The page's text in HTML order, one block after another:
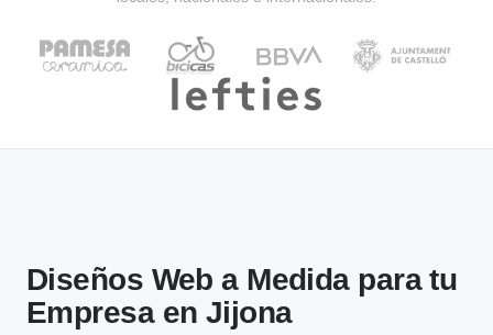
Diseños Web a Medida para tu
Empresa en Jijona